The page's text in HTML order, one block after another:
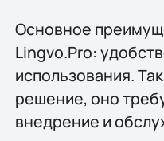
Основное
Lingvo.Pro:
использования.
решение, оно
внедрение и